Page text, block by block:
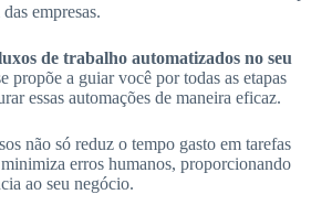
empresas.
de trabalho automatizados no seu
propõe a guiar você por todas as etapas
essas automações de maneira eficaz.
não só reduz o tempo gasto em tarefas
erros humanos, proporcionando
ao seu negócio.